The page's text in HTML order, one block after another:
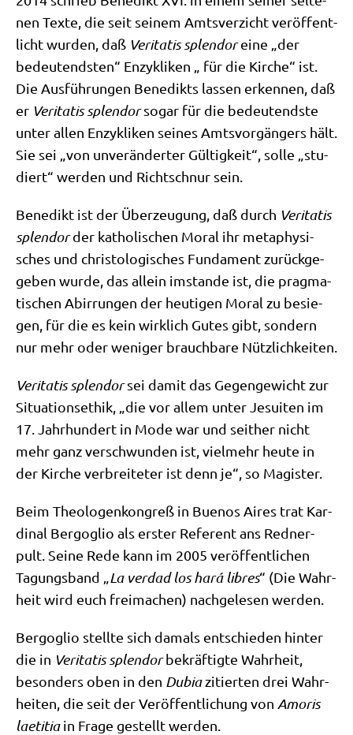
nen Tex­te, die seit sei­nem Amts­ver­zicht ver­öf­fent­
licht wur­den, daß Veri­ta­tis sple­ndoreine „der
bedeu­tend­sten“ Enzy­kli­ken „ für die Kir­che“ ist.
Die Aus­füh­run­gen Bene­dikts las­sen erken­nen, daß
er Veri­ta­tis sple­ndorsogar für die bedeu­tend­ste
unter allen Enzy­kli­ken sei­nes Amts­vor­gän­gers hält.
Sie sei „von unver­än­der­ter Gül­tig­keit“, sol­le „stu­
diert“ wer­den und Richt­schnur sein.
Bene­dikt ist der Über­zeu­gung, daß durch Veri­ta­tis
sple­ndorder katho­li­schen Moral ihr meta­phy­si­
sches und chri­sto­lo­gi­sches Fun­da­ment zurück­ge­
ge­ben wur­de, das allein imstan­de ist, die prag­ma­
ti­schen Abir­run­gen der heu­ti­gen Moral zu besie­
gen, für die es kein wirk­lich Gutes gibt, son­dern
nur mehr oder weni­ger brauch­ba­re Nützlichkeiten.
Veri­ta­tis sple­ndorsei damit das Gegen­ge­wicht zur
Situa­ti­ons­ethik, „die vor allem unter Jesui­ten im
17. Jahr­hun­dert in Mode war und seit­her nicht
mehr ganz ver­schwun­den ist, viel­mehr heu­te in
der Kir­che ver­brei­te­ter ist denn je“, so Magister.
Beim Theo­lo­gen­kon­greß in Bue­nos Aires trat Kar­
di­nal Berg­o­glio als erster Refe­rent ans Red­ner­
pult. Sei­ne Rede kann im 2005 ver­öf­fent­li­chen
Tagungs­band „La ver­dad los hará libres“ (Die Wahr­
heit wird euch frei­ma­chen) nach­ge­le­sen werden.
Berg­o­glio stell­te sich damals ent­schie­den hin­ter
die in Veri­ta­tis sple­ndorbekräf­tig­te Wahr­heit,
beson­ders oben in den Dubiazitier­ten drei Wahr­
hei­ten, die seit der Ver­öf­fent­li­chung von Amo­ris
lae­ti­tiain Fra­ge gestellt werden.